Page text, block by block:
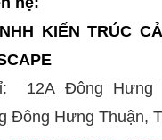
KIẾN TRÚC
12A Đông Hưng
Đông Hưng Thuận,